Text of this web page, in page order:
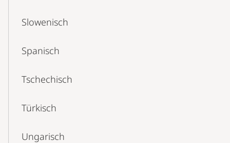
Slowenisch
Spanisch
Tschechisch
Türkisch
Ungarisch